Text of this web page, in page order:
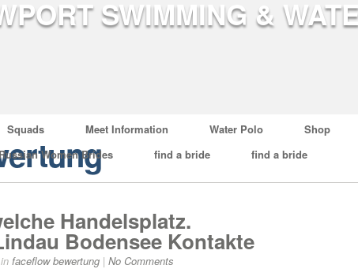
Squads Meet Information Water Polo Shop
Women Brides find a bride find a bride
Handelsplatz.
Bodensee Kontakte
faceflow bewertung | No Comments